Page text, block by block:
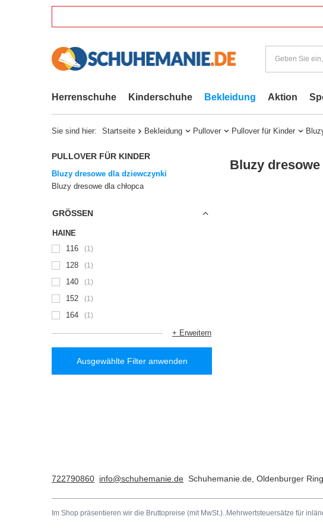
Herrenschuhe Kinderschuhe Bekleidung Aktion
Sie sind hier: Startseite Bekleidung Pullover Pullover für Kinder
PULLOVER FÜR KINDER
Bluzy dresowe dla dziewczynki
Bluzy dresowe dla chłopca
GRÖSSEN
HAINE
116
1
128 1
140 1
152 1
164 1
+ Erweitern
Ausgewählte Filter anwenden
Bluzy
722790860 info@schuhemanie.de Schuhemanie.de Oldenburger
Im Shop präsentieren wir die Bruttopreise (mit MwSt.).. Mehrwertsteuersätze für